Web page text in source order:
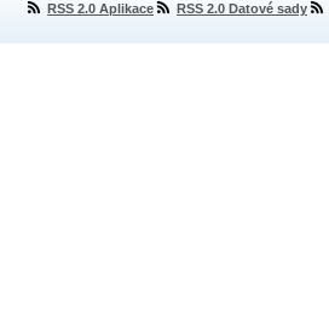
RSS 2.0 Aplikace
RSS 2.0 Datové sady